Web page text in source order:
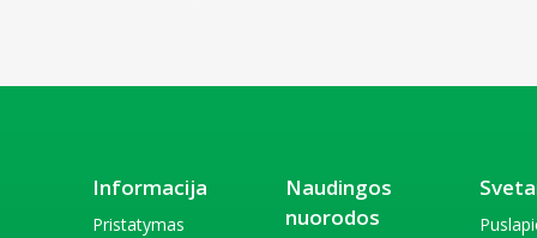
Informacija
Pristatymas
Naudingos
nuorodos